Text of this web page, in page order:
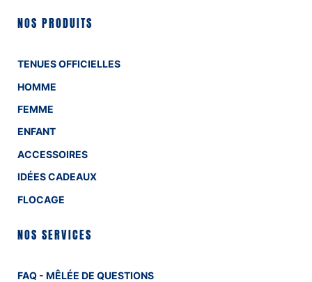
NOS PRODUITS
TENUES OFFICIELLES
HOMME
FEMME
ENFANT
ACCESSOIRES
IDÉES CADEAUX
FLOCAGE
NOS SERVICES
FAQ - MÊLÉE DE QUESTIONS